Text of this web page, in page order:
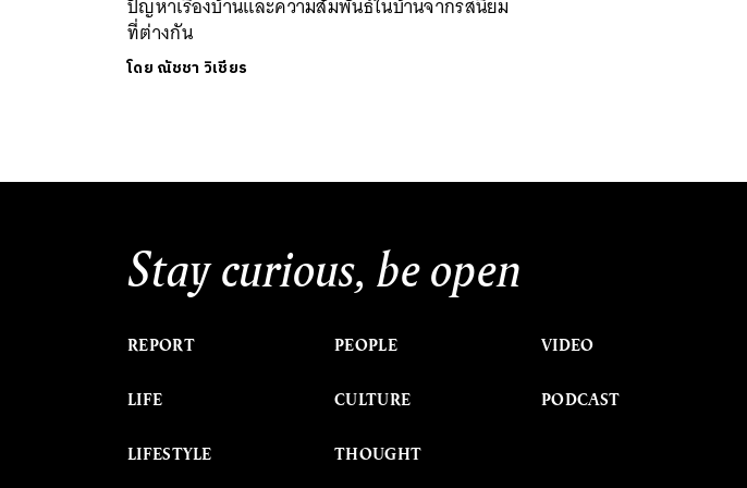
ที่ต่างกัน
โดย ณัชชา วิเชียร
Stay curious, be open
REPORT
LIFE
LIFESTYLE
PEOPLE
CULTURE
THOUGHT
VIDEO
PODCAST